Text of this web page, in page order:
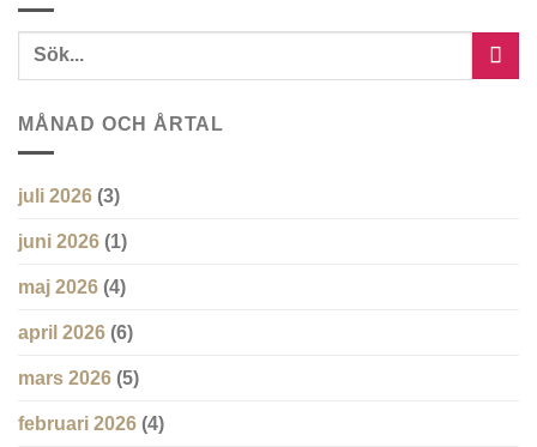
MÅNAD OCH ÅRTAL
juli 2026 (3)
juni 2026 (1)
maj 2026 (4)
april 2026 (6)
mars 2026 (5)
februari 2026 (4)